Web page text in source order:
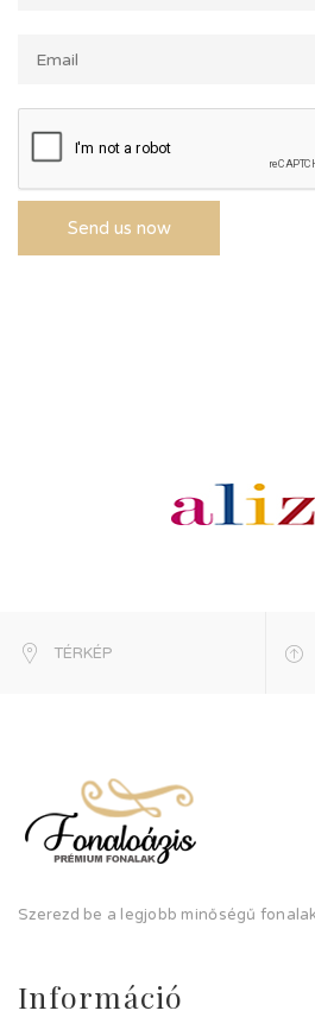
TÉRKÉP
Szerezd be a legjobb minőségű
Információ